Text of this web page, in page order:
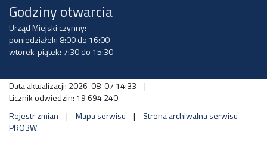
Godziny otwarcia
Urząd Miejski czynny:
poniedziałek: 8:00 do 16:00
wtorek-piątek: 7:30 do 15:30
Data aktualizacji: 2026-08-07 14:33
|
Licznik odwiedzin: 19 694 240
Rejestr zmian
| Mapa serwisu |
Strona archiwalna serwisu
PRO3W